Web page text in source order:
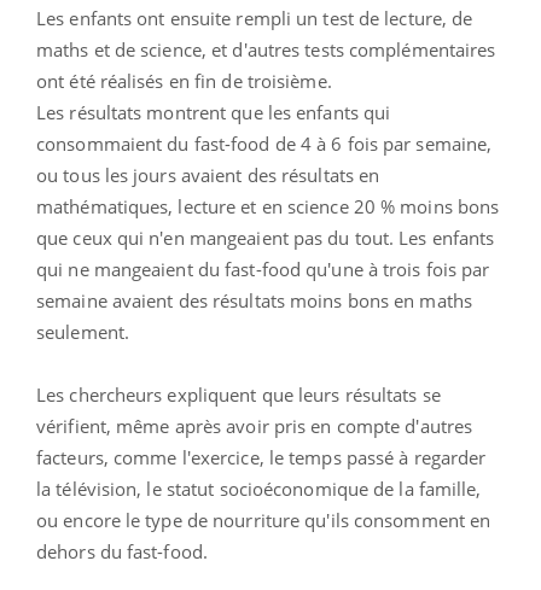
Les enfants ont ensuite rempli un test de lecture, de
maths et de science, et d'autres tests complémentaires
ont été réalisés en fin de troisième.
Les résultats montrent que les enfants qui
consommaient du fast-food de 4 à 6 fois par semaine,
ou tous les jours avaient des résultats en
mathématiques, lecture et en science 20 % moins bons
que ceux qui n'en mangeaient pas du tout. Les enfants
qui ne mangeaient du fast-food qu'une à trois fois par
semaine avaient des résultats moins bons en maths
seulement.
Les chercheurs expliquent que leurs résultats se
vérifient, même après avoir pris en compte d'autres
facteurs, comme l'exercice, le temps passé à regarder
la télévision, le statut socioéconomique de la famille,
ou encore le type de nourriture qu'ils consomment en
dehors du fast-food.